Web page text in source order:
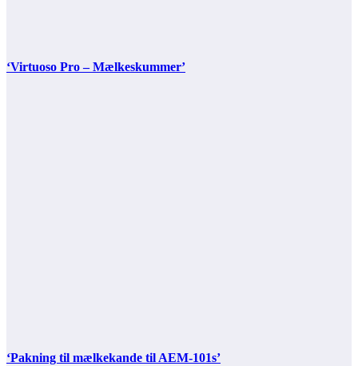
‘Virtuoso Pro – Mælkeskummer’
‘Pakning til mælkekande til AEM-101s’